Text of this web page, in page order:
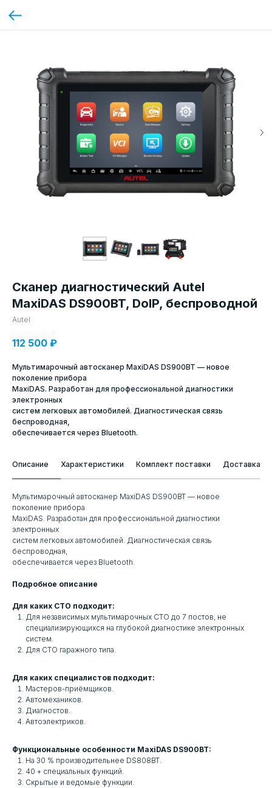
Сканер диагностический Autel
MaxiDAS DS900BT, DoIP, беспроводной
Autel
112 500 ₽
Мультимарочный автосканер MaxiDAS DS900BT — новое
поколение прибора
MaxiDAS. Разработан для профессиональной диагностики
электронных
систем легковых автомобилей. Диагностическая связь
беспроводная,
обеспечивается через Bluetooth.
Описание Характеристики Комплект поставки Доставка и
Мультимарочный автосканер MaxiDAS DS900BT — новое
поколение прибора
MaxiDAS. Разработан для профессиональной диагностики
электронных
систем легковых автомобилей. Диагностическая связь
беспроводная,
обеспечивается через Bluetooth.
Подробное описание
Для каких СТО подходит:
Для независимых мультимарочных СТО до 7 постов, не
специализирующихся на глубокой диагностике электронных
систем.
Для СТО гаражного типа.
Для каких специалистов подходит:
Мастеров-приёмщиков.
Автомехаников.
Диагностов.
Автоэлектриков.
Функциональные особенности MaxiDAS DS900BT:
На 30 % производительнее DS808BT.
40 + специальных функций.
Скрытые и ведомые функции.